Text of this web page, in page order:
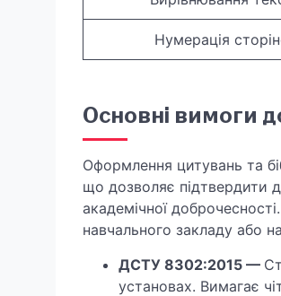
Нумерація
Основні вимоги
Оформлення цитувань та
що дозволяє підтвердити
академічної
навчального закладу або
ДСТУ 8302:2015 —
установах. Вимагає